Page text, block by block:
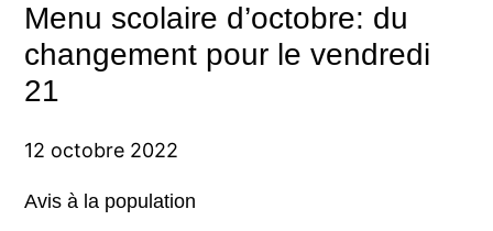
Menu scolaire d’octobre: du
changement pour le vendredi
21
12 octobre 2022
Avis à la population